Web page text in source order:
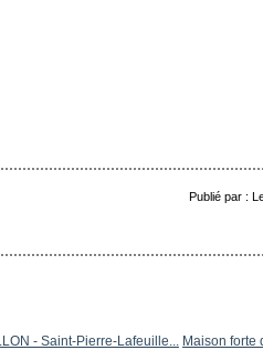
Publié par :
- Saint-Pierre-Lafeuille... Maison forte